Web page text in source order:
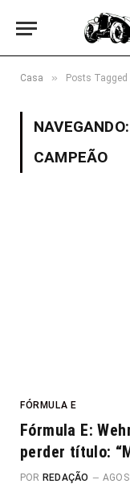
Casa » Posts Tagged
NAVEGANDO:
CAMPEÃO
FÓRMULA E
Fórmula E:
perder título:
POR REDAÇÃO